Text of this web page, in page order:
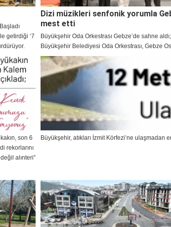
getirdiği ‘7
Dizi müzikleri senfonik yorumla
mest etti
Büyükşehir Oda Orkestrası Gebze’de sahne
Büyükşehir Belediyesi Oda Orkestrası, Gebze
Bey Kültür Merkezi’nde Toygar Işıklı dizi
sahneledi. Şef Engin Şen yönetimindeki konser,
yorumlarıyla Gebzelileri mest etti.
son 6
rekorlarını
alınteri”
Büyükşehir, atıkları İzmit Körfezi’ne ulaşmadan